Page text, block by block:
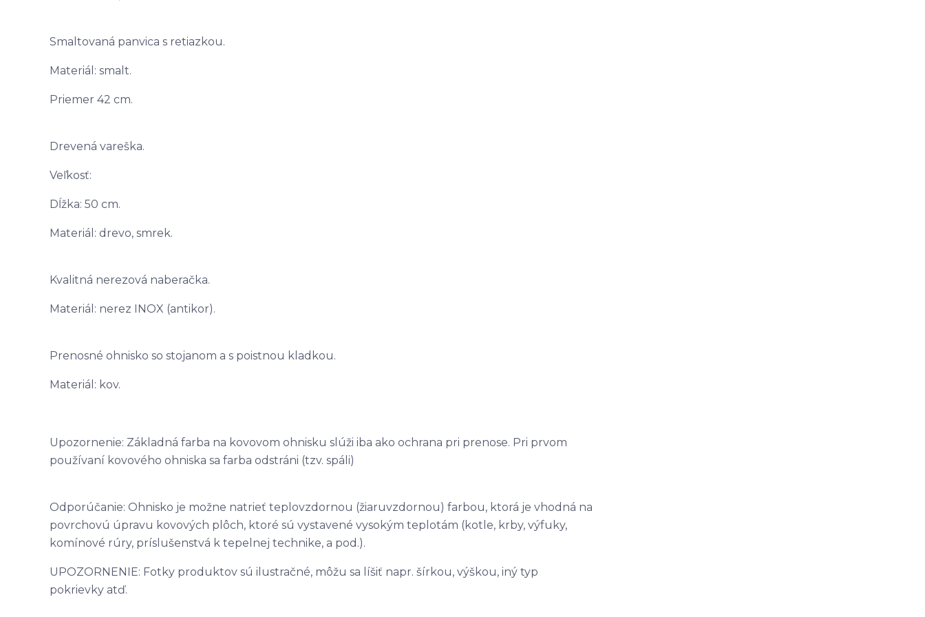
Smaltovaná panvica s retiazkou.
Materiál: smalt.
Priemer 42 cm.
Drevená vareška.
Veľkosť:
Dĺžka: 50 cm.
Materiál: drevo, smrek.
Kvalitná nerezová naberačka.
Materiál: nerez INOX (antikor).
Prenosné ohnisko so stojanom a s poistnou kladkou.
Materiál: kov.
Upozornenie: Základná farba na kovovom ohnisku slúži iba ako ochrana pri prenose. Pri prvom
používaní kovového ohniska sa farba odstráni (tzv. spáli)
Odporúčanie: Ohnisko je možne natrieť teplovzdornou (žiaruvzdornou) farbou, ktorá je vhodná na
povrchovú úpravu kovových plôch, ktoré sú vystavené vysokým teplotám (kotle, krby, výfuky,
komínové rúry, príslušenstvá k tepelnej technike, a pod.).
UPOZORNENIE: Fotky produktov sú ilustračné, môžu sa líšiť napr. šírkou, výškou, iný typ
pokrievky atď.